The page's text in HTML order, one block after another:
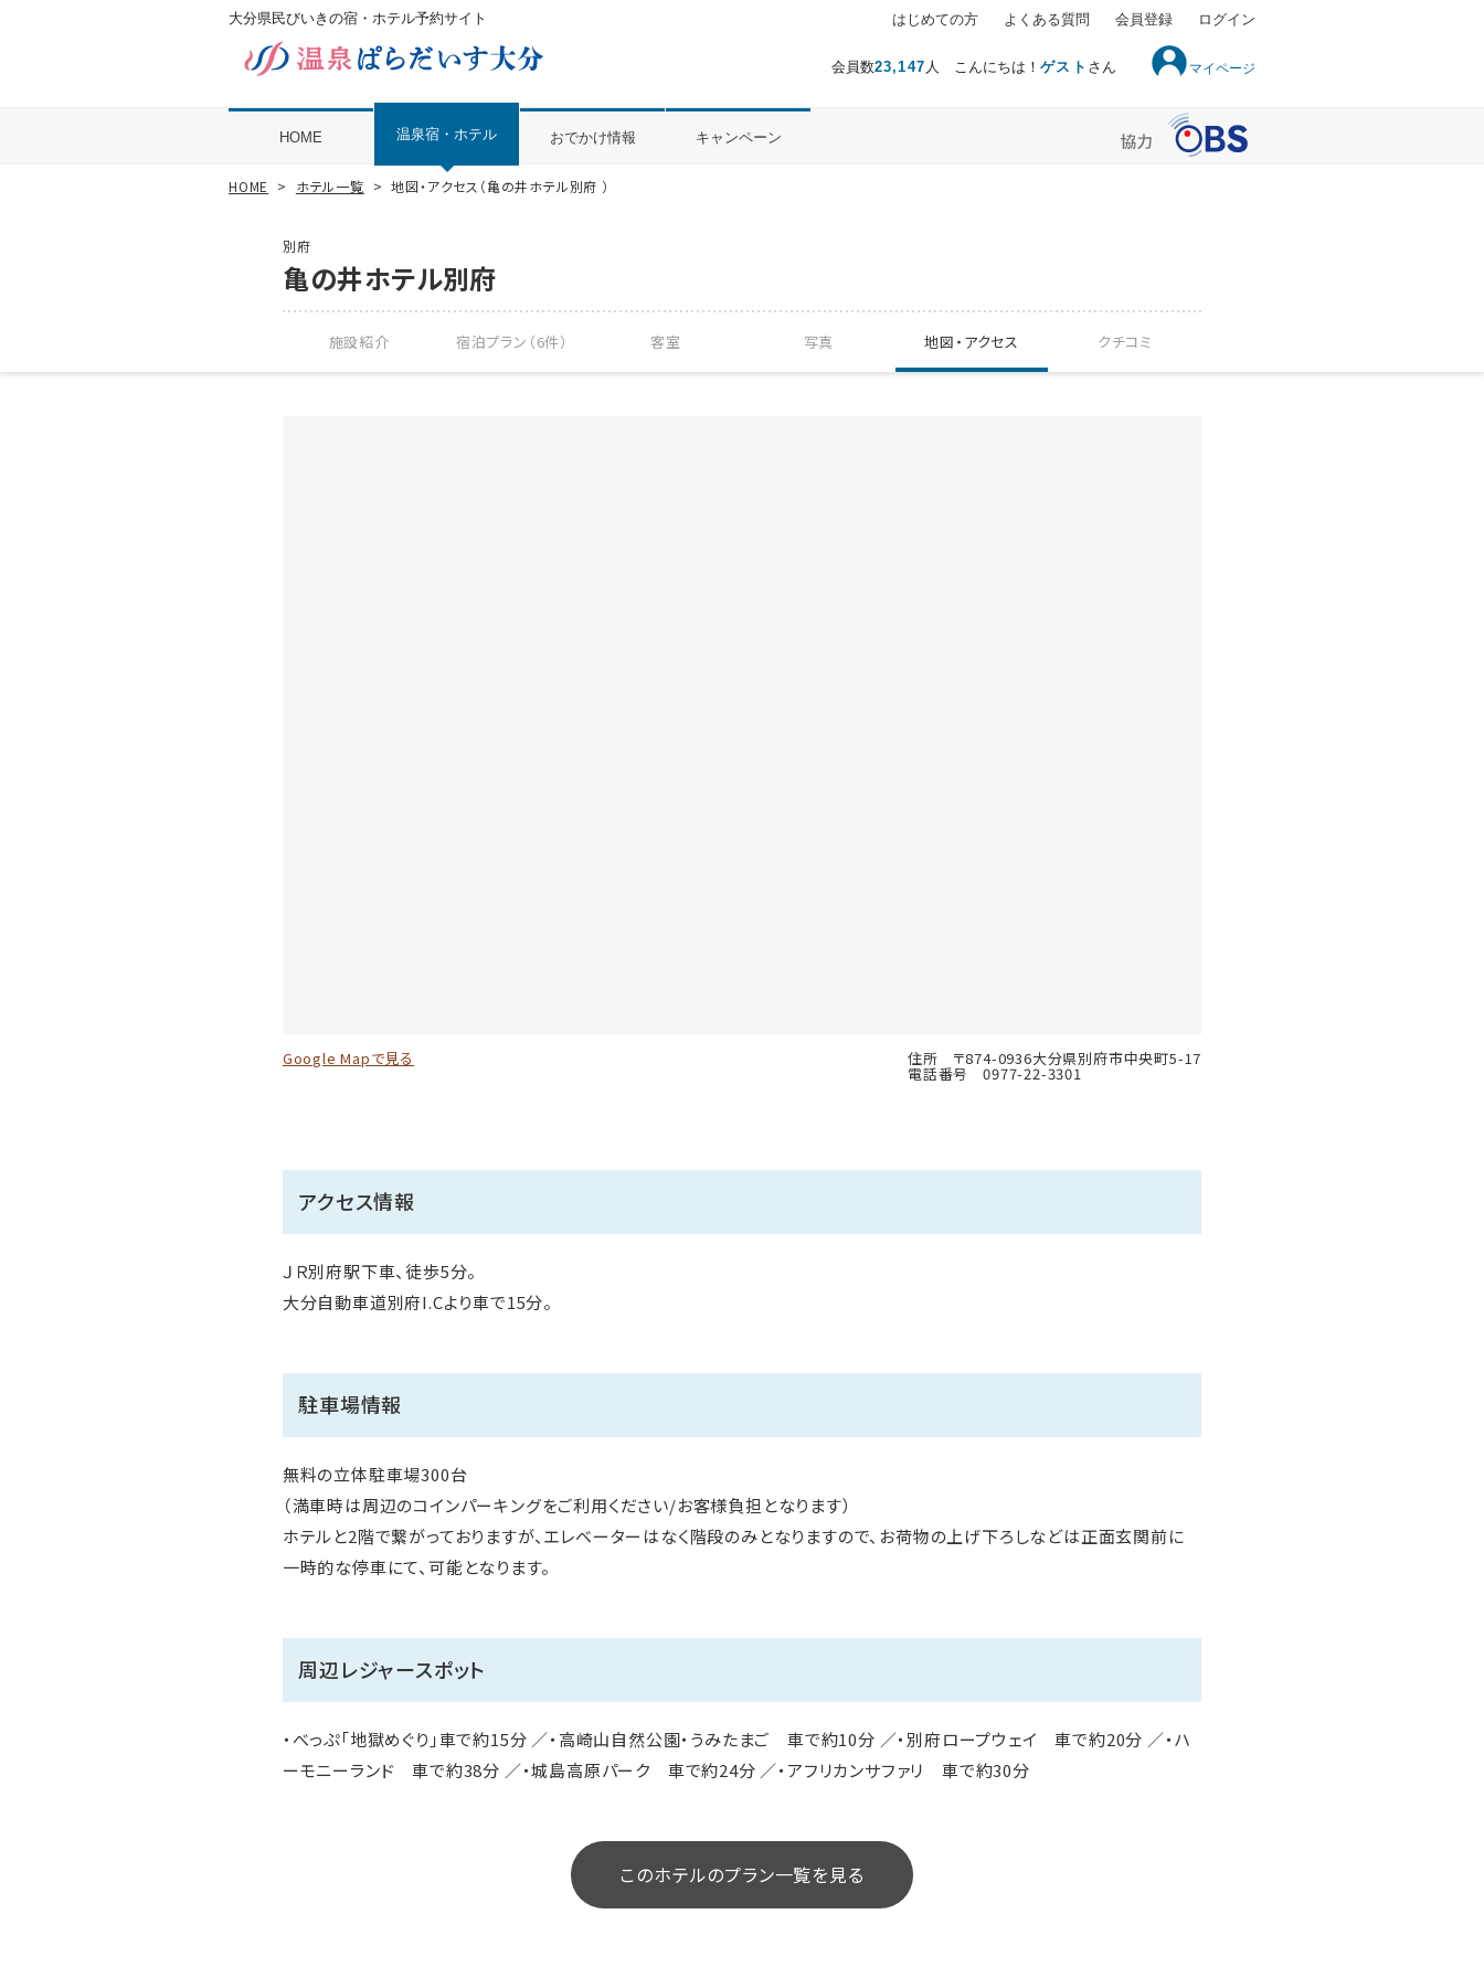
大分県民びいきの宿・ホテル予約サイト
会員数23,147 人 こんにちは！ゲスト さん マイページ
はじめての方 よくある質問 会員登録 ログイン
HOME 温泉宿・ホテル おでかけ情報 キャンペーン
HOME ホテル一覧 地図・アクセス（亀の井ホテル別府 ）
別府
亀の井ホテル別府
施設紹介 宿泊プラン（6件） 客室 写真 地図・ アクセス クチコミ
Google Mapで見る 住所 〒874-0936大分県別府市中央町5-17
電話番号 0977-22-3301
アクセス情報
ＪＲ別府駅下車、徒歩5分。
大分自動車道別府I.Cより車で15分。
駐車場情報
無料の立体駐車場300台
（満車時は周辺のコインパーキングをご利用ください/お客様負担となります）
ホテルと2階で繋がっておりますが、エレベーターはなく階段のみとなりますので、お荷物の上げ下ろしなどは正面玄関前に
一時的な停車にて、可能となります。
周辺レジャースポット
・べっぷ「地獄めぐり」車で約15分 ／・高崎山自然公園・うみたまご 車で約10分 ／・別府ロープウェイ 車で約20分 ／・ハ
ーモニーランド 車で約38分 ／・城島高原パーク 車で約24分 ／・アフリカンサファリ 車で約30分
このホテルのプラン一覧を見る